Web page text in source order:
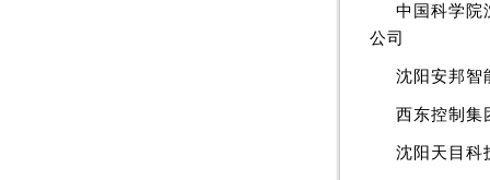
中国科学院
公司
沈阳安邦智
西东控制集
沈阳天目科